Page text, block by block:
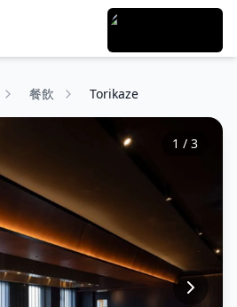
餐飲 Torikaze
1 / 3